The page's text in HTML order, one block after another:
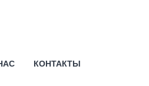
КОНТАКТЫ